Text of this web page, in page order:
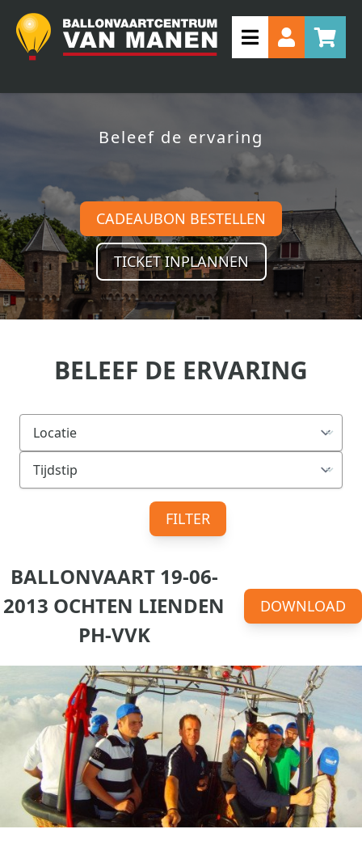
Beleef de ervaring
CADEAUBON BESTELLEN
TICKET INPLANNEN
BELEEF DE ERVARING
FILTER
BALLONVAART 19-06-
2013 OCHTEN LIENDEN
PH-VVK
DOWNLOAD